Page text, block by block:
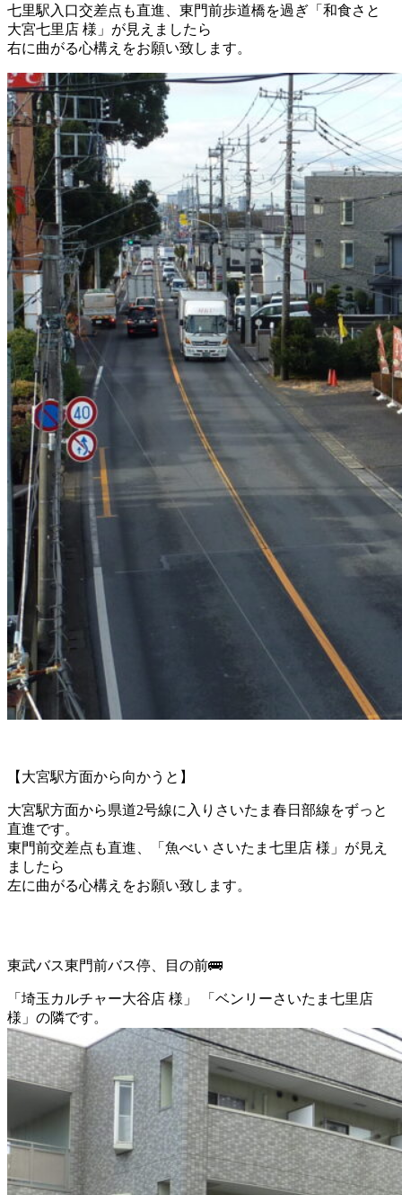
七里駅入口交差点も直進、東門前歩道橋を過ぎ「和食さと
大宮七里店 様」が見えましたら
右に曲がる心構えをお願い致します。
【大宮駅方面から向かうと】
大宮駅方面から県道2号線に入りさいたま春日部線をずっと
直進です。
東門前交差点も直進、「魚べい さいたま七里店 様」が見え
ましたら
左に曲がる心構えをお願い致します。
東武バス東門前バス停、目の前🚌
「埼玉カルチャー大谷店 様」 「ベンリーさいたま七里店
様」の隣です。